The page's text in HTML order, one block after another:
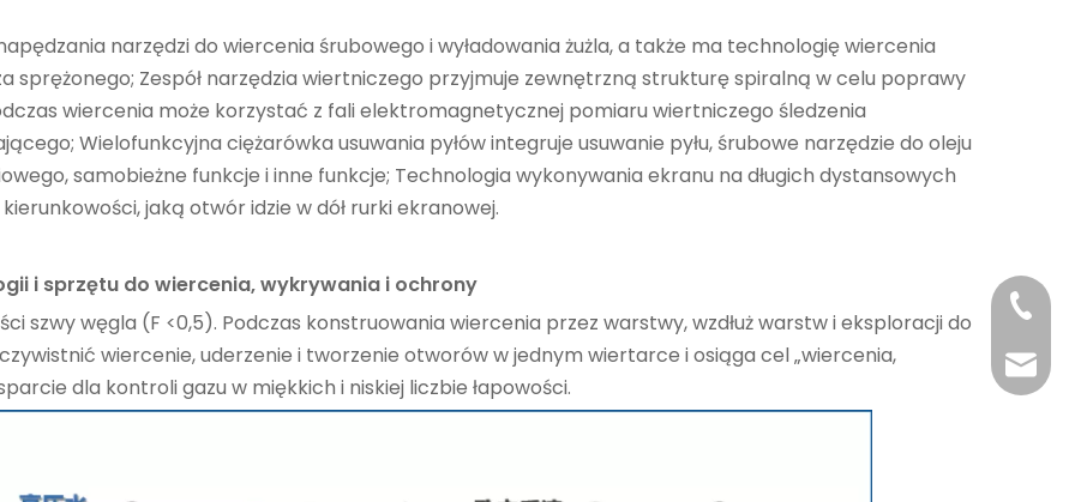
narzędzi do wiercenia śrubowego i wyładowania żużla, a także ma technologię wiercenia
sprężonego; Zespół narzędzia wiertniczego przyjmuje zewnętrzną strukturę spiralną w celu poprawy
wiercenia może korzystać z fali elektromagnetycznej pomiaru wiertniczego śledzenia
Wielofunkcyjna ciężarówka usuwania pyłów integruje usuwanie pyłu, śrubowe narzędzie do oleju
samobieżne funkcje i inne funkcje; Technologia wykonywania ekranu na długich dystansowych
jaką otwór idzie w dół rurki ekranowej.
i sprzętu do wiercenia, wykrywania i ochrony
szwy węgla (F <0,5). Podczas konstruowania wiercenia przez warstwy, wzdłuż warstw i eksploracji do
wiercenie, uderzenie i tworzenie otworów w jednym wiertarce i osiąga cel „wiercenia,
dla kontroli gazu w miękkich i niskiej liczbie łapowości.
+86-
+86-